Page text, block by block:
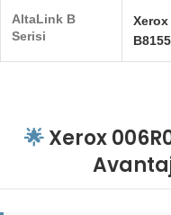
AltaLink B
Serisi
B8155
🌟Xerox